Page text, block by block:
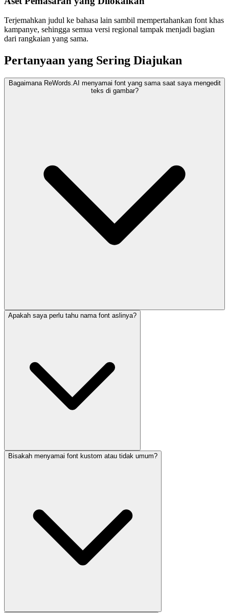
Terjemahkan judul ke bahasa lain sambil mempertahankan font khas
kampanye, sehingga semua versi regional tampak menjadi bagian
dari rangkaian yang sama.
Pertanyaan yang Sering Diajukan
Bagaimana ReWords.AI menyamai font yang sama saat saya mengedit
teks di gambar?
Apakah saya perlu tahu nama font aslinya?
Bisakah menyamai font kustom atau tidak umum?